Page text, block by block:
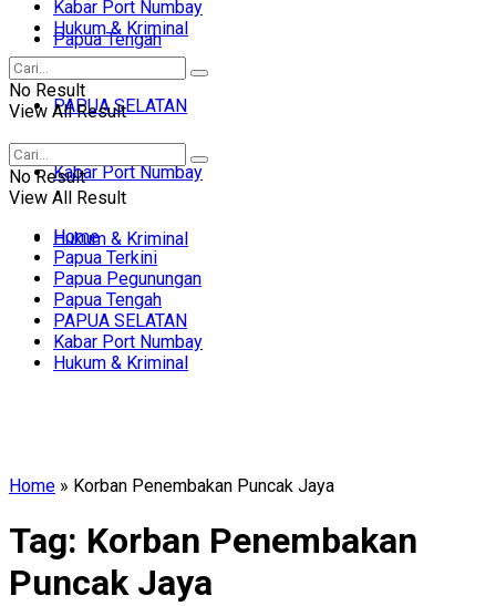
Papua Tengah
PAPUA SELATAN
Kabar Port Numbay
Hukum & Kriminal
Kabar Port Numbay
Hukum & Kriminal
No Result
View All Result
No Result
View All Result
Home
Papua Terkini
Papua Pegunungan
Papua Tengah
PAPUA SELATAN
Kabar Port Numbay
Hukum & Kriminal
Home » Korban Penembakan Puncak Jaya
Tag: Korban Penembakan
Puncak Jaya